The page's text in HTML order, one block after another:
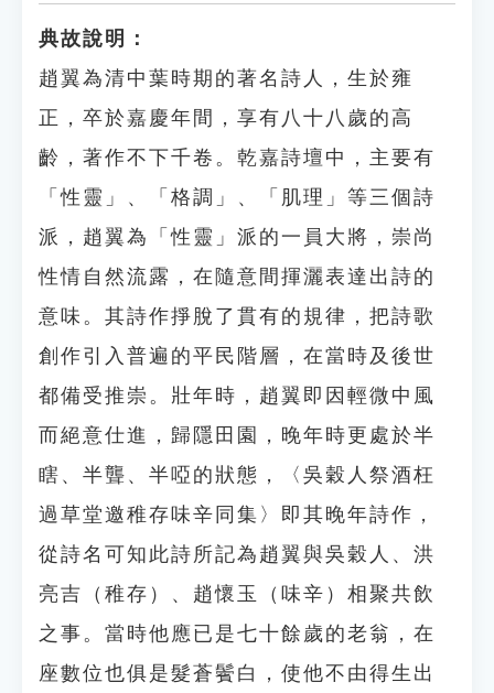
典故說明：
趙翼為清中葉時期的著名詩人，生於雍
正，卒於嘉慶年間，享有八十八歲的高
齡，著作不下千卷。乾嘉詩壇中，主要有
「性靈」、「格調」、「肌理」等三個詩
派，趙翼為「性靈」派的一員大將，崇尚
性情自然流露，在隨意間揮灑表達出詩的
意味。其詩作掙脫了貫有的規律，把詩歌
創作引入普遍的平民階層，在當時及後世
都備受推崇。壯年時，趙翼即因輕微中風
而絕意仕進，歸隱田園，晚年時更處於半
瞎、半聾、半啞的狀態，〈吳穀人祭酒枉
過草堂邀稚存味辛同集〉即其晚年詩作，
從詩名可知此詩所記為趙翼與吳穀人、洪
亮吉（稚存）、趙懷玉（味辛）相聚共飲
之事。當時他應已是七十餘歲的老翁，在
座數位也俱是髮蒼鬢白，使他不由得生出